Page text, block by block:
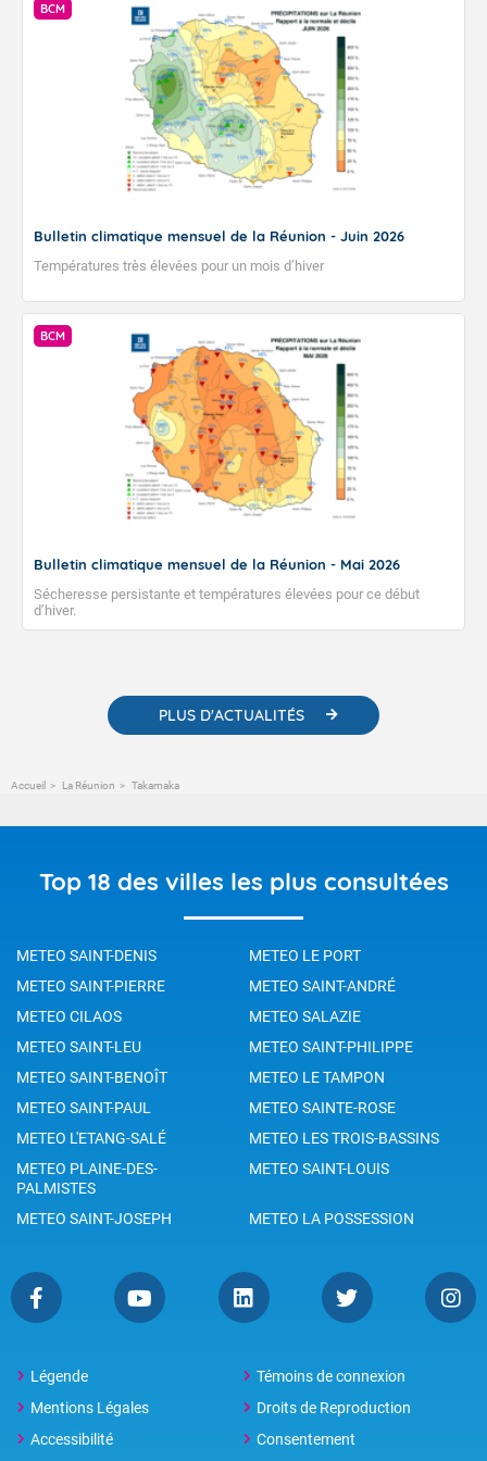
BCM
Bulletin climatique mensuel de la Réunion - Juin 2026
Températures très élevées pour un mois d’hiver
BCM
Bulletin climatique mensuel de la Réunion - Mai 2026
Sécheresse persistante et températures élevées pour ce début
d’hiver.
PLUS D'ACTUALITÉS
Accueil La Réunion Takamaka
Top 18 des villes les plus consultées
METEO SAINT-DENIS
METEO LE PORT
METEO SAINT-PIERRE
METEO SAINT-ANDRÉ
METEO CILAOS
METEO SALAZIE
METEO SAINT-LEU
METEO SAINT-PHILIPPE
METEO SAINT-BENOÎT
METEO LE TAMPON
METEO SAINT-PAUL
METEO SAINTE-ROSE
METEO L'ETANG-SALÉ
METEO LES TROIS-BASSINS
METEO PLAINE-DES-
PALMISTES
METEO SAINT-LOUIS
METEO SAINT-JOSEPH METEO LA POSSESSION
Légende
Témoins de connexion
Mentions Légales
Droits de Reproduction
Accessibilité
Consentement